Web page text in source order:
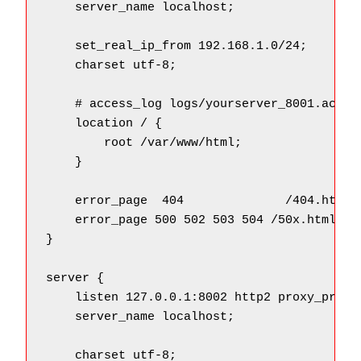
    server_name localhost;
    set_real_ip_from 192.168.1.0/24;
    charset utf-8;
# access_log logs/
    location / {
        root /var/www/html;
    }
    error_page  404              /404.html;
    error_page 500 502 503 504 /50x.html;
}
server {
listen 127.0.0.1:8002 http2
    server_name localhost;
    charset utf-8;